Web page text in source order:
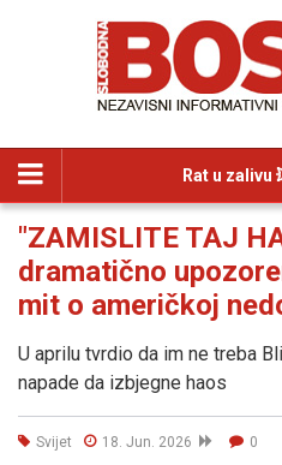
Rat u zalivu
"ZAMISLITE TAJ
dramatično
mit o američkoj
U aprilu tvrdio da im ne treba
napade da izbjegne haos
Svijet 18. Jun. 2026 0